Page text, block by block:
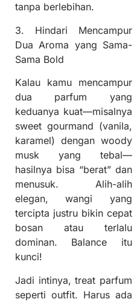
tanpa berlebihan.
3. Hindari Mencampur
Dua Aroma yang Sama-
Sama Bold
Kalau kamu mencampur
dua parfum yang
keduanya kuat—misalnya
sweet gourmand (vanila,
karamel) dengan woody
musk yang tebal—
hasilnya bisa “berat” dan
menusuk. Alih-alih
elegan, wangi yang
tercipta justru bikin cepat
bosan atau terlalu
dominan. Balance itu
kunci!
Jadi intinya, treat parfum
seperti outfit. Harus ada